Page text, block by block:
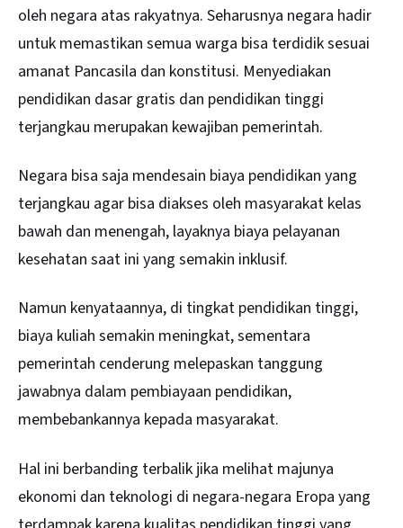
oleh negara atas rakyatnya. Seharusnya negara hadir
untuk memastikan semua warga bisa terdidik sesuai
amanat Pancasila dan konstitusi. Menyediakan
pendidikan dasar gratis dan pendidikan tinggi
terjangkau merupakan kewajiban pemerintah.
Negara bisa saja mendesain biaya pendidikan yang
terjangkau agar bisa diakses oleh masyarakat kelas
bawah dan menengah, layaknya biaya pelayanan
kesehatan saat ini yang semakin inklusif.
Namun kenyataannya, di tingkat pendidikan tinggi,
biaya kuliah semakin meningkat, sementara
pemerintah cenderung melepaskan tanggung
jawabnya dalam pembiayaan pendidikan,
membebankannya kepada masyarakat.
Hal ini berbanding terbalik jika melihat majunya
ekonomi dan teknologi di negara-negara Eropa yang